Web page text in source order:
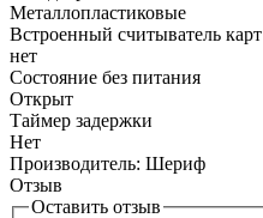
Металлопластиковые
Встроенный считыватель карт
нет
Состояние без питания
Открыт
Таймер задержки
Нет
Производитель: Шериф
Отзыв
Оставить отзыв